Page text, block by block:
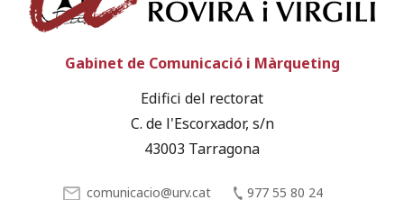
Gabinet de Comunicació i Màrqueting
Edifici del rectorat
C. de l'Escorxador, s/n
43003 Tarragona
comunicacio@urv.cat 977 55 80 24